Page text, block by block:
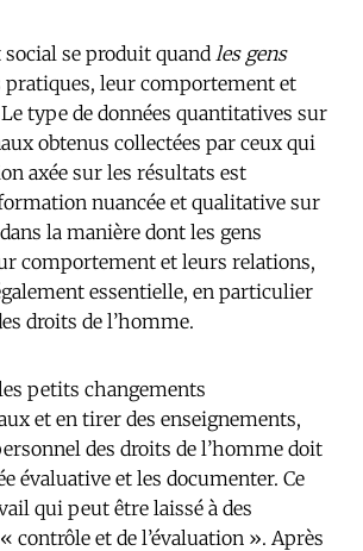
se produit quand les gens
leur comportement et
type de données quantitatives sur
obtenus collectées par ceux qui
axée sur les résultats est
nuancée et qualitative sur
la manière dont les gens
comportement et leurs relations,
essentielle, en particulier
droits de l’homme.
petits changements
et en tirer des enseignements,
des droits de l’homme doit
évaluative et les documenter. Ce
qui peut être laissé à des
contrôle et de l’évaluation ». Après